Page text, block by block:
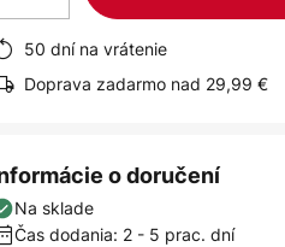
50 dní na vrátenie
Doprava zadarmo nad 29,99 €
o doručení
Na sklade
Čas dodania: 2 - 5 prac. dní